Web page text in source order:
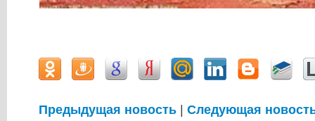
Предыдущая новость | Следующая